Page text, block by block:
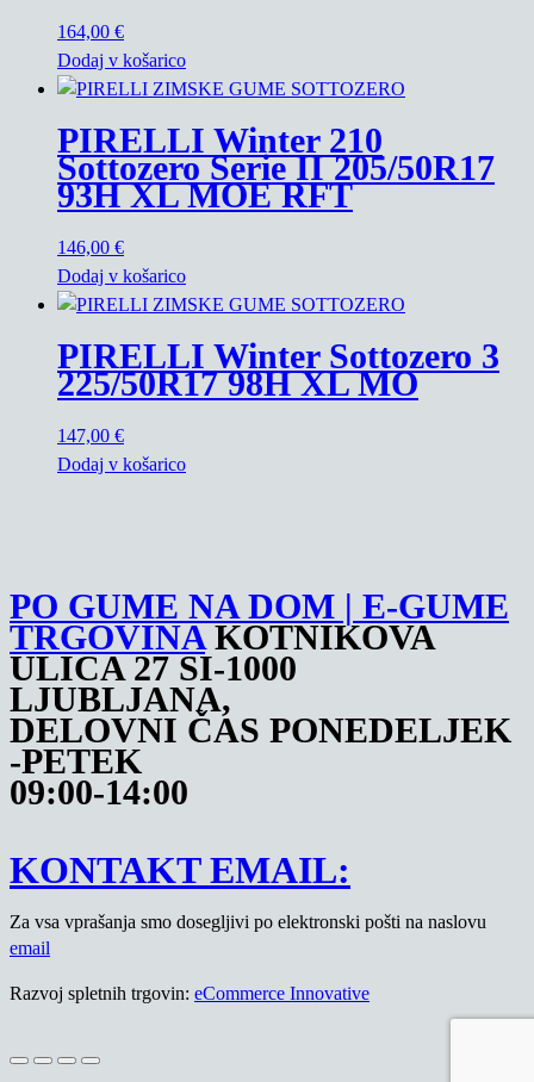
164,00 €
Dodaj v košarico
PIRELLI Winter 210
Sottozero Serie II 205/50R17
93H XL MOE RFT
146,00 €
Dodaj v košarico
PIRELLI Winter Sottozero 3
225/50R17 98H XL MO
147,00 €
Dodaj v košarico
PO GUME NA DOM | E-GUME
TRGOVINAKOTNIKOVA
ULICA 27 SI-1000
LJUBLJANA,
DELOVNI ČAS PONEDELJEK
-PETEK
09:00-14:00
KONTAKT EMAIL:
Za vsa vprašanja smo dosegljivi po elektronski pošti na naslovu
email
Razvoj spletnih trgovin: eCommerce Innovative